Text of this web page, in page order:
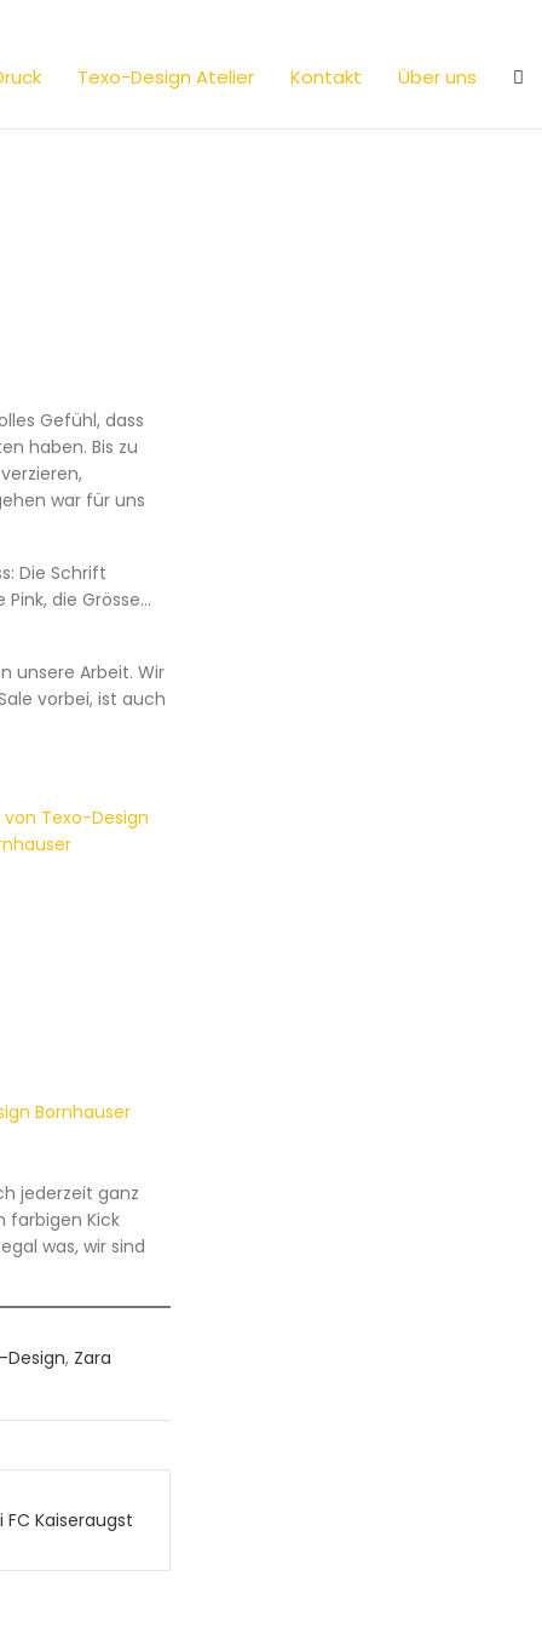
Texo-Design Atelier Kontakt Über uns
Gefühl, dass
haben. Bis zu
war für uns
Die Schrift
die Grösse…
unsere Arbeit. Wir
vorbei, ist auch
jederzeit ganz
farbigen Kick
was, wir sind
Design, Zara
Kaiseraugst